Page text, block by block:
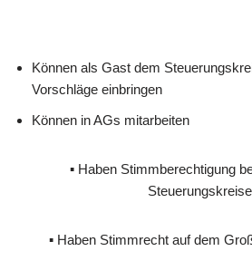
Können als Gast dem
Vorschläge einbringen
Können in AGs mitarbeiten
▪ Haben Stimmberechtigung
▪ Haben Stimmrecht auf dem